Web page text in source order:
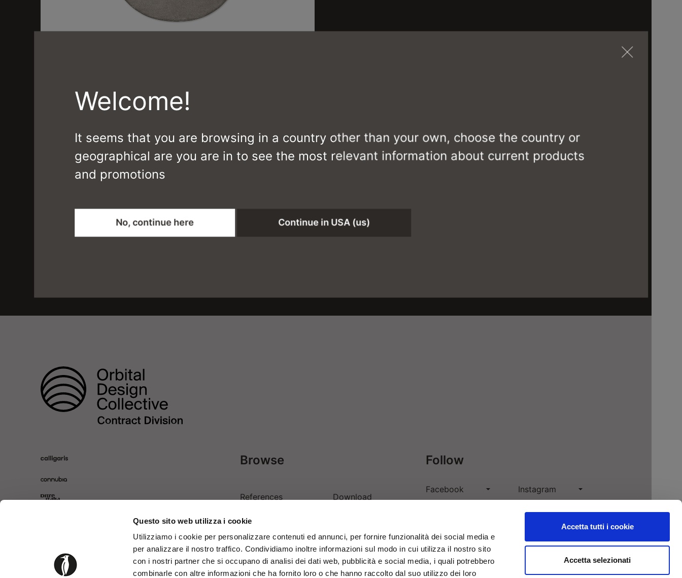
Questo sito web utilizza i cookie
Utilizziamo i cookie per personalizzare contenuti ed annunci, per fornire funzionalità dei social media e
per analizzare il nostro traffico. Condividiamo inoltre informazioni sul modo in cui utilizza il nostro sito
con i nostri partner che si occupano di analisi dei dati web, pubblicità e social media, i quali potrebbero
combinarle con altre informazioni che ha fornito loro o che hanno raccolto dal suo utilizzo dei loro
Accetta tutti i cookie
Accetta selezionati
Welcome!
It seems that you are browsing in a country other than your own, choose the country or
geographical are you are in to see the most relevant information about current products
and promotions
No, continue here Continue in USA (us)
Details and downloads
Product measurements Downloads
Browse
References Download
Contacts
Follow
Facebook Instagram
Pinterest
Youtube